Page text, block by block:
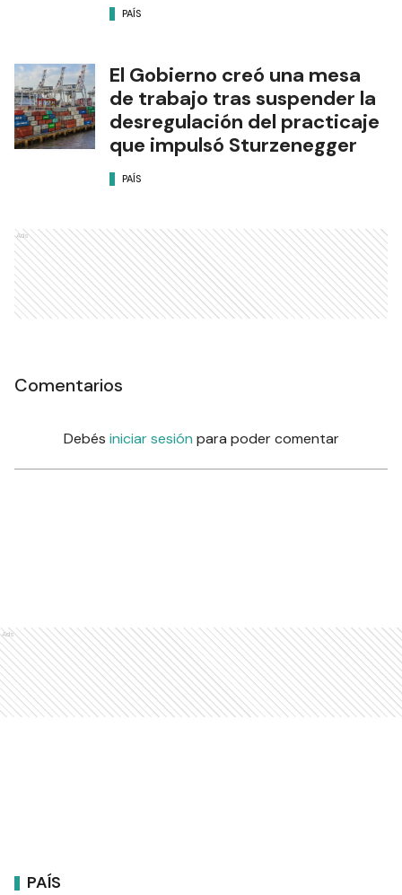
PAÍS
El Gobierno creó una mesa
de trabajo tras suspender la
desregulación del practicaje
que impulsó Sturzenegger
PAÍS
Ads
Comentarios
Debés iniciar sesión para poder comentar
Ads
PAÍS